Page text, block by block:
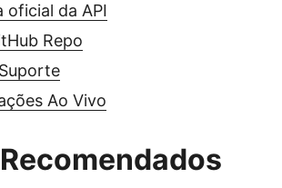
oficial da API
Repo
Ao Vivo